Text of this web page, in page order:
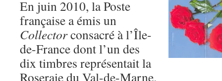
En juin 2010, la Poste
française a émis un
Collectorconsacré à l’Île-
de-France dont l’un des
dix timbres représentait la
Roseraie du Val-de-Marne.